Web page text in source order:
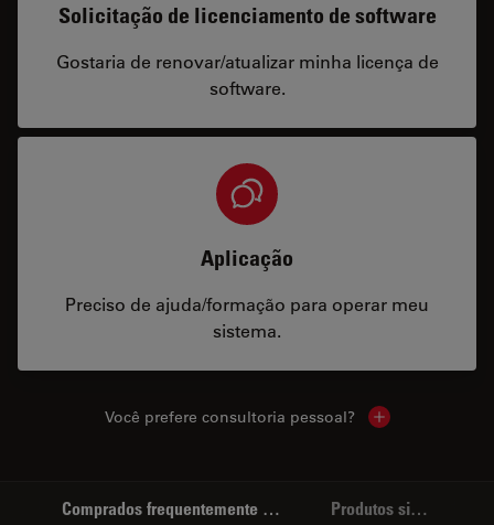
Solicitação de licenciamento de software
Gostaria de renovar/atualizar minha licença de
software.
Aplicação
Preciso de ajuda/formação para operar meu
sistema.
Você prefere consultoria pessoal? Show local
Comprados frequentemente em conjunto Produtos similares